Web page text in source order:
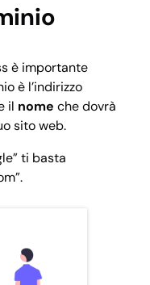
è importante
è l’indirizzo
il nome che dovrà
sito web.
ti basta